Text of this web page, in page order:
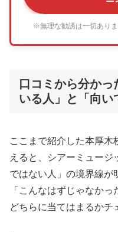
※無理な勧誘は一切あり
口コミから分か
いる人」と「向い
ここまで紹介した本厚木
えると、シアーミュージ
ではない人」の境界線が
「こんなはずじゃなか
どちらに当てはまるかチ